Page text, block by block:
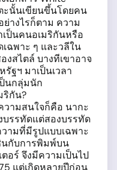
ะนั้นเขียนขึ้นโดยคน
างไรก็ตาม ความ
ป็นคนอเมริกันหรือ
ฉพาะ ๆ และวลีใน
สไตล์ บางทีเขาอาจ
ฐฯ มาเป็นเวลา
นกลุ่มนัก
ริกัน?
ามสนใจก็คือ นากะ
บรรทัดแต่สองบรรทัด
ามที่มีรูปแบบเฉพาะ
นกับการพิมพ์บน
อร์ จึงมีความเป็นไป
แต่เกิดหลายปีก่อน